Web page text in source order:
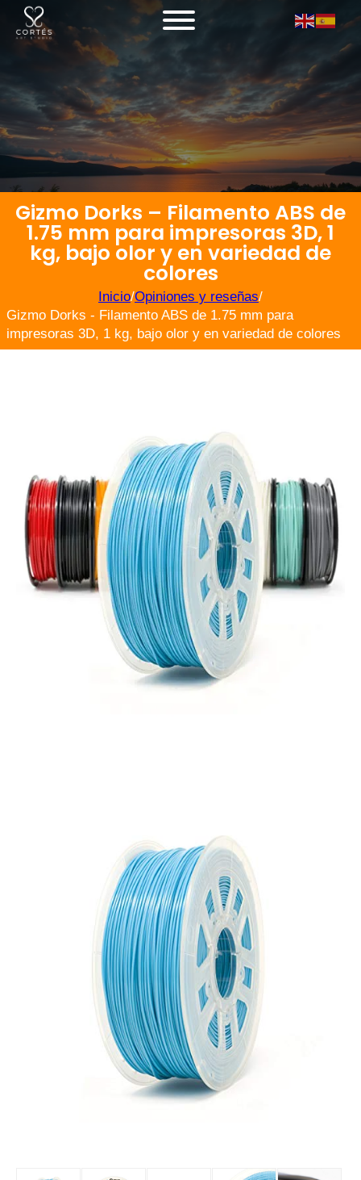
Gizmo Dorks – Filamento ABS de
1.75 mm para impresoras 3D, 1
kg, bajo olor y en variedad de
colores
Inicio/Opiniones y reseñas/
Gizmo Dorks - Filamento ABS de 1.75 mm para
impresoras 3D, 1 kg, bajo olor y en variedad de colores